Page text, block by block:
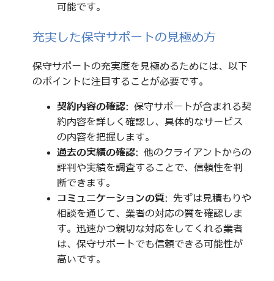
可能です。
充実した保守サポートの見極め方
保守サポートの充実度を見極めるためには、以下
のポイントに注目することが必要です。
契約内容の確認: 保守サポートが含まれる契
約内容を詳しく確認し、具体的なサービス
の内容を把握します。
過去の実績の確認: 他のクライアントからの
評判や実績を調査することで、信頼性を判
断できます。
コミュニケーションの質: 先ずは見積もりや
相談を通じて、業者の対応の質を確認しま
す。迅速かつ親切な対応をしてくれる業者
は、保守サポートでも信頼できる可能性が
高いです。